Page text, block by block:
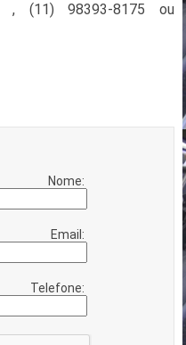
, (11) 98393-8175 ou
Nome:
Email:
Telefone: